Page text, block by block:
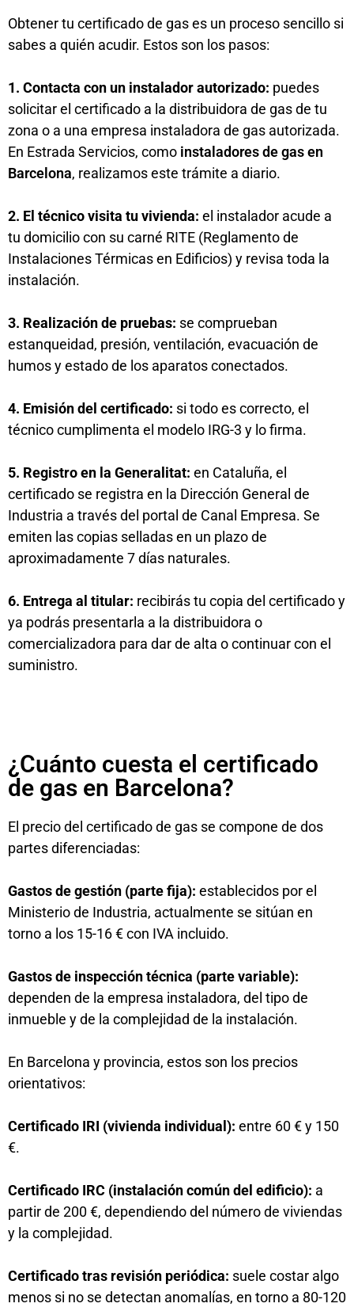
Obtener tu certificado de gas es un proceso sencillo si
sabes a quién acudir. Estos son los pasos:
1. Contacta con un instalador autorizado: puedes
solicitar el certificado a la distribuidora de gas de tu
zona o a una empresa instaladora de gas autorizada.
En Estrada Servicios, como instaladores de gas en
Barcelona, realizamos este trámite a diario.
2. El técnico visita tu vivienda: el instalador acude a
tu domicilio con su carné RITE (Reglamento de
Instalaciones Térmicas en Edificios) y revisa toda la
instalación.
3. Realización de pruebas: se comprueban
estanqueidad, presión, ventilación, evacuación de
humos y estado de los aparatos conectados.
4. Emisión del certificado: si todo es correcto, el
técnico cumplimenta el modelo IRG-3 y lo firma.
5. Registro en la Generalitat: en Cataluña, el
certificado se registra en la Dirección General de
Industria a través del portal de Canal Empresa. Se
emiten las copias selladas en un plazo de
aproximadamente 7 días naturales.
6. Entrega al titular: recibirás tu copia del certificado y
ya podrás presentarla a la distribuidora o
comercializadora para dar de alta o continuar con el
suministro.
¿Cuánto cuesta el certificado
de gas en Barcelona?
El precio del certificado de gas se compone de dos
partes diferenciadas:
Gastos de gestión (parte fija): establecidos por el
Ministerio de Industria, actualmente se sitúan en
torno a los 15-16 € con IVA incluido.
Gastos de inspección técnica (parte variable):
dependen de la empresa instaladora, del tipo de
inmueble y de la complejidad de la instalación.
En Barcelona y provincia, estos son los precios
orientativos:
Certificado IRI (vivienda individual): entre 60 € y 150
€.
Certificado IRC (instalación común del edificio): a
partir de 200 €, dependiendo del número de viviendas
y la complejidad.
Certificado tras revisión periódica: suele costar algo
menos si no se detectan anomalías, en torno a 80-120